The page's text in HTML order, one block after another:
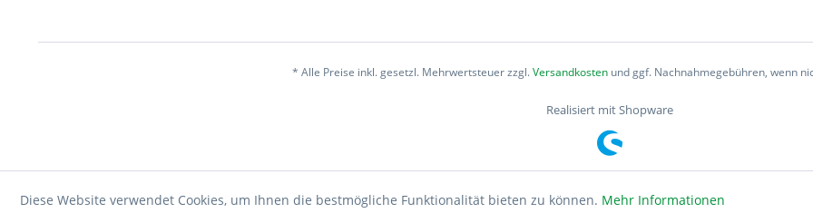
* Alle Preise inkl. gesetzl. Mehrwertsteuer zzgl.Versandkostenund ggf. Nachnahmegebühren, wenn
Realisiert mit Shopware
Diese Website verwendet Cookies, um Ihnen die bestmögliche Funktionalität bieten zu können. Mehr Informationen